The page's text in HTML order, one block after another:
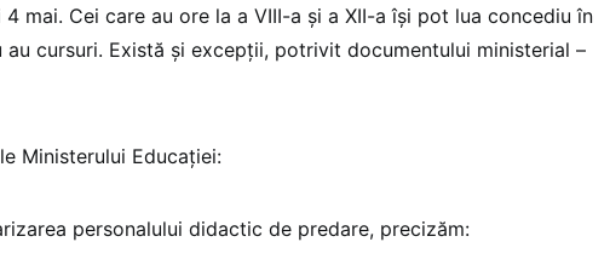
mai. Cei care au ore la a VIII-a și a XII-a își pot lua concediu în
au cursuri. Există și excepții, potrivit documentului ministerial –
Ministerului Educației:
personalului didactic de predare, precizăm: